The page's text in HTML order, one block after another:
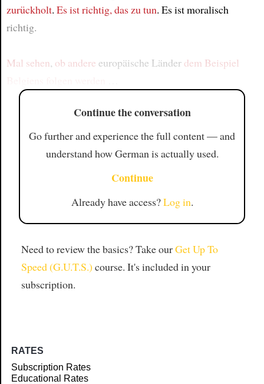
zurückholt. Es ist richtig, das zu tun. Es ist moralisch
richtig.
Mal sehen, ob andere europäische Länder dem Beispiel
Continue the conversation
Go further and experience the full content — and
understand how German is actually used.
Continue
Already have access?Log in.
Need to review the basics? Take ourGet Up To
Speed (G.U.T.S.) course. It's included in your
subscription.
RATES
Subscription Rates
Educational Rates